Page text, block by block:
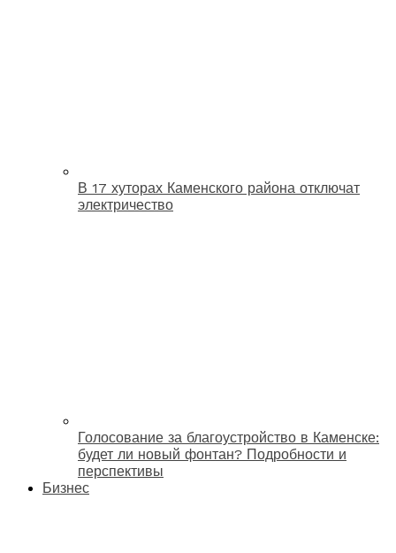
В 17 хуторах Каменского района отключат
электричество
Голосование за благоустройство в Каменске:
будет ли новый фонтан? Подробности и
перспективы
Бизнес